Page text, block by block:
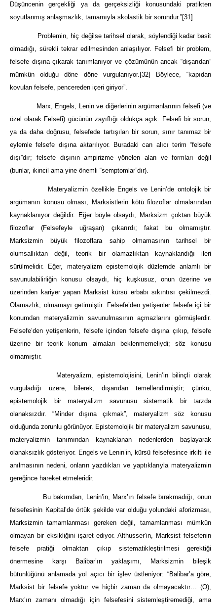
Düşüncenin gerçekliği ya da gerçeksizliği konusundaki pratikten
soyutlanmış anlaşmazlık, tamamıyla skolastik bir sorundur.”[31]
Problemin, hiç değilse tarihsel olarak, söylendiği kadar basit
olmadığı, sürekli tekrar edilmesinden anlaşılıyor. Felsefi bir problem,
felsefe dışına çıkarak tanımlanıyor ve çözümünün ancak “dışarıdan”
mümkün olduğu döne döne vurgulanıyor. [32]
Böylece, “kapıdan
kovulan felsefe, pencereden içeri giriyor”.
Marx, Engels, Lenin ve diğerlerinin argümanlarının felsefi (ve
özel olarak Felsefi) gücünün zayıflığı oldukça açık. Felsefi bir sorun,
ya da daha doğrusu, felsefede tartışılan bir sorun, sınır tanımaz bir
eylemle felsefe dışına aktarılıyor. Buradaki can alıcı terim “felsefe
dışı”dır; felsefe dışının ampirizme yönelen alan ve formları değil
(bunlar, ikincil ama yine önemli “semptomlar”dır).
Materyalizmin özellikle Engels ve Lenin’de ontolojik bir
argümanın konusu olması, Marksistlerin kötü filozoflar olmalarından
kaynaklanıyor değildir. Eğer böyle olsaydı, Marksizm çoktan büyük
filozoflar (Felsefeyle uğraşan) çıkarırdı; fakat bu olmamıştır.
Marksizmin büyük filozoflara sahip olmamasının tarihsel bir
olumsallıktan değil, teorik bir olamazlıktan kaynaklandığı ileri
sürülmelidir. Eğer, materyalizm epistemolojik düzlemde anlamlı bir
savunulabilirliğin konusu olsaydı, hiç kuşkusuz, onun üzerine ve
üzerinden kariyer yapan Marksist kürsü erbabı sıkıntısı çekilmezdi.
Olamazlık, olmamayı getirmiştir. Felsefe’den yetişenler felsefe içi bir
konumdan materyalizmin savunulmasının açmazlarını görmüşlerdir.
Felsefe’den yetişenlerin, felsefe içinden felsefe dışına çıkıp, felsefe
üzerine bir teorik konum almaları beklenmemeliydi; söz konusu
olmamıştır.
Materyalizm, epistemolojisini, Lenin’in bilinçli olarak
vurguladığı üzere, bilerek, dışarıdan temellendirmiştir; çünkü,
epistemolojik bir materyalizm savunusu sistematik bir tarzda
olanaksızdır. “Minder dışına çıkmak”, materyalizm söz konusu
olduğunda zorunlu görünüyor. Epistemolojik bir materyalizm savunusu,
materyalizmin tanımından kaynaklanan nedenlerden başlayarak
olanaksızlık gösteriyor. Engels ve Lenin’in, kürsü felsefesince irkilti ile
anılmasının nedeni, onların yazdıkları ve yaptıklarıyla materyalizmin
gereğince hareket etmeleridir.
Bu bakımdan, Lenin’in, Marx’ın felsefe bırakmadığı, onun
felsefesinin Kapital’de örtük şekilde var olduğu yolundaki aforizması,
Marksizmin tamamlanması gereken değil, tamamlanması mümkün
olmayan bir eksikliğini işaret ediyor. Althusser’in, Marksist felsefenin
felsefe pratiği olmaktan çıkıp sistematikleştirilmesi gerektiği
önermesine karşı Balibar’ın yaklaşımı, Marksizmin bileşik
bütünlüğünü anlamada yol açıcı bir işlev üstleniyor: “Balibar’a göre,
Marksist bir felsefe yoktur ve hiçbir zaman da olmayacaktır… (O),
Marx’ın zamanı olmadığı için felsefesini sistemleştiremediği, ama